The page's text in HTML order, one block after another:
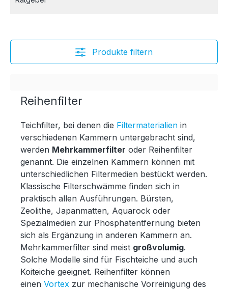
Produkte filtern
Reihenfilter
Teichfilter, bei denen die Filtermaterialien in
verschiedenen Kammern untergebracht sind,
werden Mehrkammerfilter oder Reihenfilter
genannt. Die einzelnen Kammern können mit
unterschiedlichen Filtermedien bestückt werden.
Klassische Filterschwämme finden sich in
praktisch allen Ausführungen. Bürsten,
Zeolithe, Japanmatten, Aquarock oder
Spezialmedien zur Phosphatentfernung bieten
sich als Ergänzung in anderen Kammern an.
Mehrkammerfilter sind meist großvolumig.
Solche Modelle sind für Fischteiche und auch
Koiteiche geeignet. Reihenfilter können
einen Vortex zur mechanische Vorreinigung des